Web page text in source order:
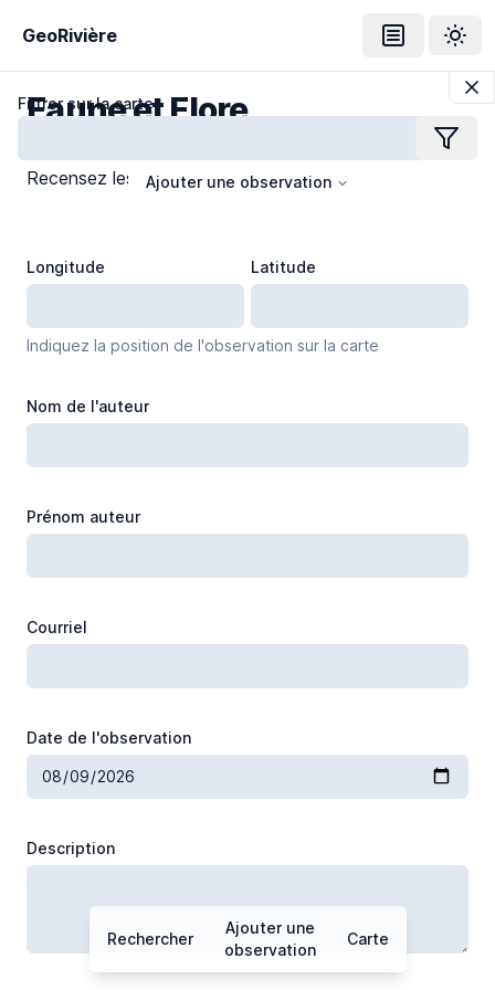
GeoRivière Ouvrir le
Filtrer sur la carte
Filtrer
Ajouter une observation
Cours d'eau
Points d'interêt
Action
Zones
Communes
Contribution
Faune et Flore
Recensez les espèces de notre territoire
Longitude Latitude
Indiquez la position de l'observation sur la carte
Nom de l'auteur
Prénom auteur
Courriel
Date de l'observation
Description
Rechercher
Ajouter une
observation
Carte